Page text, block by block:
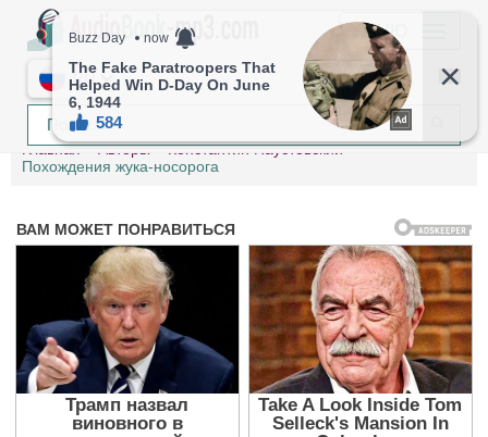
МЕНЮ
RU
Главная Авторы
Константин Паустовский
Похождения жука-носорога